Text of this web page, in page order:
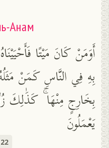
Анам
أَوَمَنْ كَانَ مَيْتًا
بِهِ فِي النَّاسِ كَمَنْ
بِخَارِجٍ مِنْهَا ۚ كَذَٰلِكَ
يَعْمَلُونَ